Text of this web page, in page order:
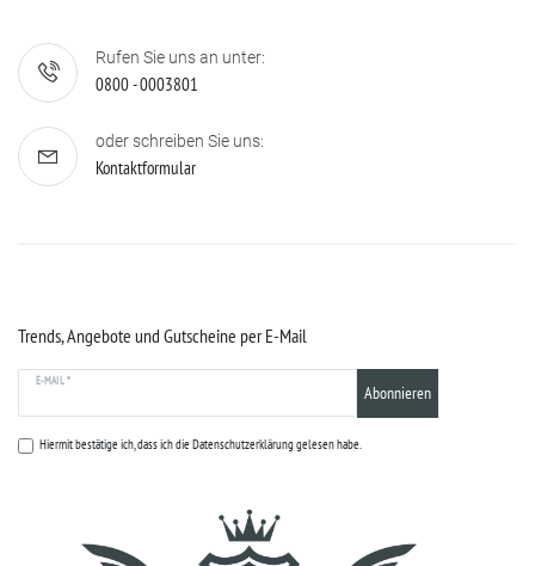
Rufen Sie uns an unter:
0800 - 0003801
oder schreiben Sie uns:
Kontaktformular
Trends, Angebote und Gutscheine per E-Mail
E-MAIL *
Abonnieren
Hiermit bestätige ich, dass ich die Datenschutzerklärunggelesen habe.